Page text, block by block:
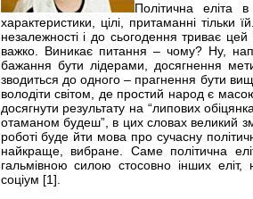
Політична еліта в
характеристики, цілі, притаманні
незалежності і до сьогодення триває
важко. Виникає питання – чому? Ну,
бажання бути лідерами, досягнення
зводиться до одного – прагнення бути
володіти світом, де простий народ є
досягнути результату на “липових
отаманом будеш”, в цих словах великий
роботі буде йти мова про сучасну
найкраще, вибране. Саме політична
гальмівною силою стосовно інших еліт,
соціум [1].